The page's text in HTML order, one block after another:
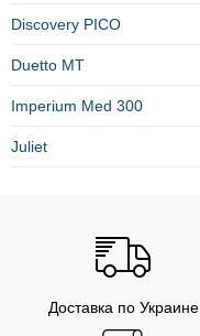
Discovery PICO
Duetto MT
Imperium Med 300
Juliet
Доставка по Украине